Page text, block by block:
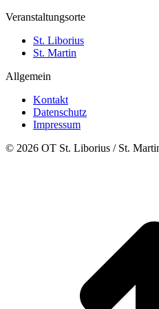
Veranstaltungsorte
St. Liborius
St. Martin
Allgemein
Kontakt
Datenschutz
Impressum
© 2026 OT St. Liborius / St.